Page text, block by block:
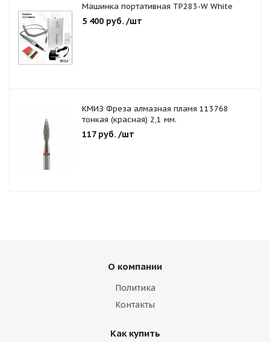
Машинка портативная TP283-W White
5 400 руб. /шт
КМИЗ Фреза алмазная пламя 113768
тонкая (красная) 2,1 мм.
117руб. /шт
О компании
Политика
Контакты
Как купить